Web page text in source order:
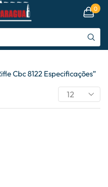
0
Cbc 8122 Especificações”